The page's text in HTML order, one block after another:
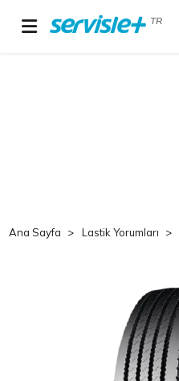
TR
Ana Sayfa Lastik Yorumları